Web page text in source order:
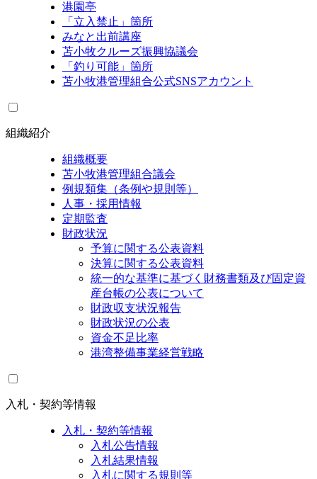
港園亭
「立入禁止」箇所
みなと出前講座
苫小牧クルーズ振興協議会
「釣り可能」箇所
苫小牧港管理組合公式SNSアカウント
組織紹介
組織概要
苫小牧港管理組合議会
例規類集（条例や規則等）
人事・採用情報
定期監査
財政状況
予算に関する公表資料
決算に関する公表資料
統一的な基準に基づく財務書類及び固定資
産台帳の公表について
財政収支状況報告
財政状況の公表
資金不足比率
港湾整備事業経営戦略
入札・契約等情報
入札・契約等情報
入札公告情報
入札結果情報
入札に関する規則等